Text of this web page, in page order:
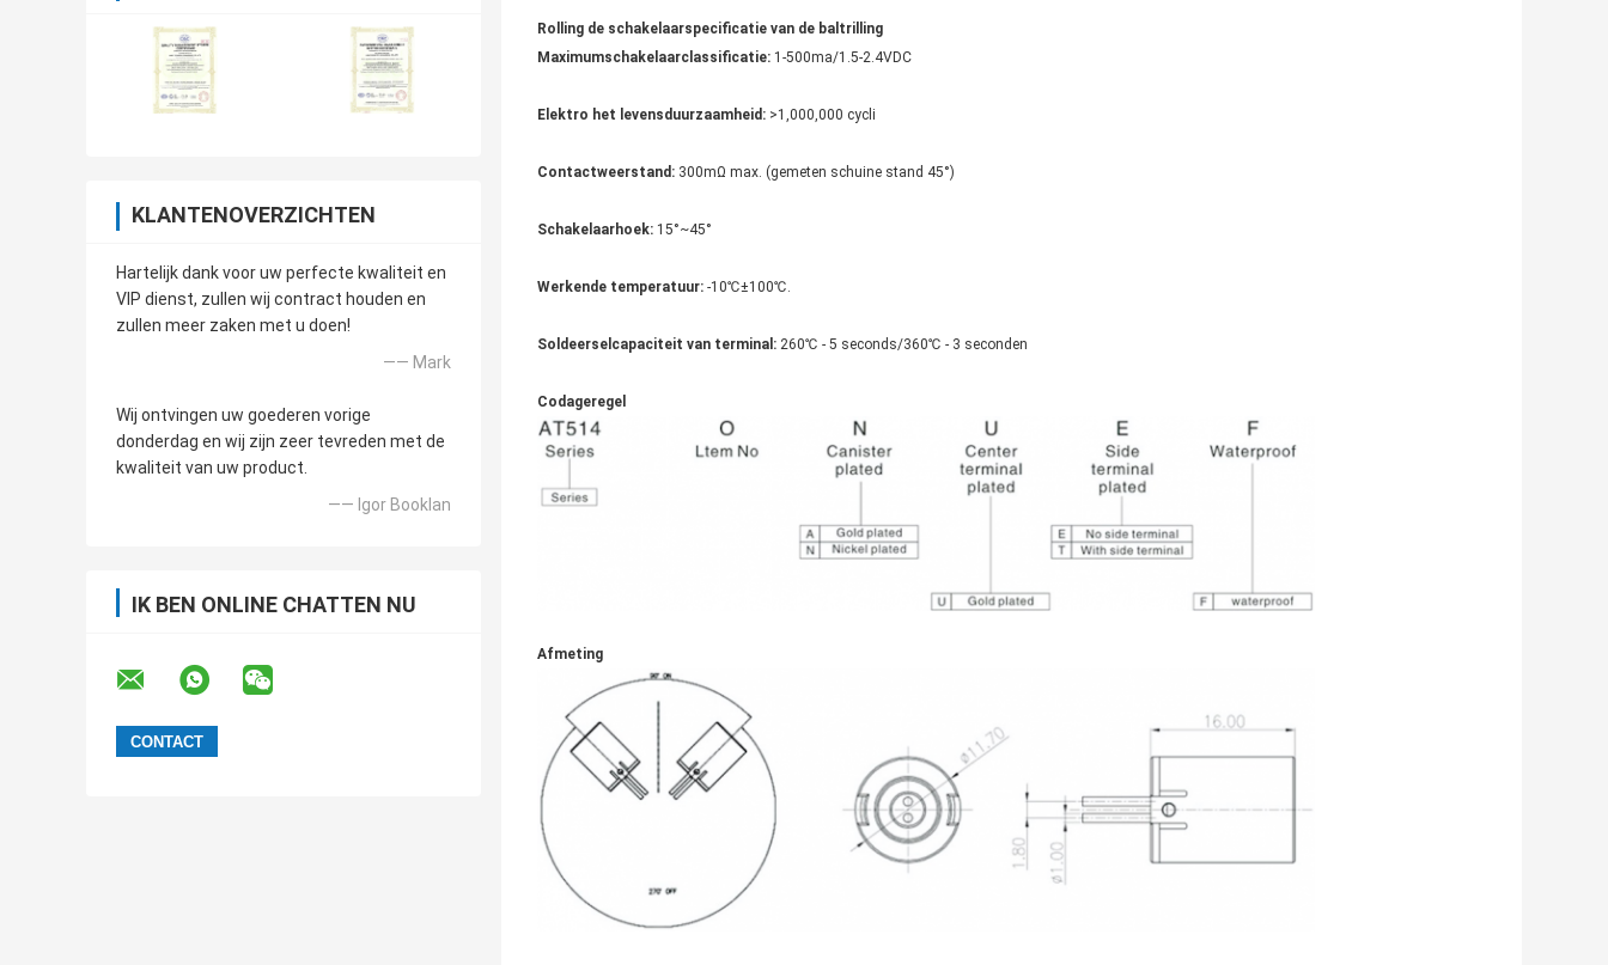
KLANTENOVERZICHTEN
Hartelijk dank voor uw perfecte kwaliteit en
VIP dienst, zullen wij contract houden en
zullen meer zaken met u doen!
—— Mark
Wij ontvingen uw goederen vorige
donderdag en wij zijn zeer tevreden met de
kwaliteit van uw product.
—— Igor Booklan
IK BEN ONLINE CHATTEN NU
Rolling de schakelaarspecificatie van de baltrilling
Maximumschakelaarclassificatie: 1-500ma/1.5-2.4VDC
Elektro het levensduurzaamheid: >1,000,000 cycli
Contactweerstand: 300mΩ max. (gemeten schuine stand 45°)
Schakelaarhoek: 15°~45°
Werkende temperatuur: -10℃±100℃.
Soldeerselcapaciteit van terminal: 260℃ - 5 seconds/360℃ - 3 seconden
Codageregel
Afmeting